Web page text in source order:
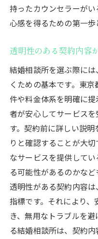
持ったカウンセラーが
心感を得るための第一歩
透明性のある契約内容
結婚相談所を選ぶ際に
くための基本です。東
件や料金体系を明確に
者が安心してサービス
す。契約前に詳しい説
りと確認することが大
なサービスを提供して
る可能性があるのかなど
透明性がある契約内容
指標です。それにより
き、無用なトラブルを
る結婚相談所は、契約